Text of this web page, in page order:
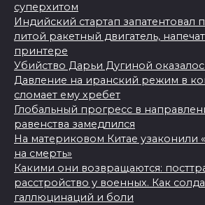
суперхитом
Индийский стартап запатентовал
литой ракетный двигатель,
принтере
Убийство Дарьи Дугиной
Давление на иранский режим в
сломает ему хребет
Глобальный прогресс в
равенства замедлился
На материковом Китае узаконили
на смерть»
Какими они возвращаются:
расстройство у военных. Как
галлюцинаций и боли